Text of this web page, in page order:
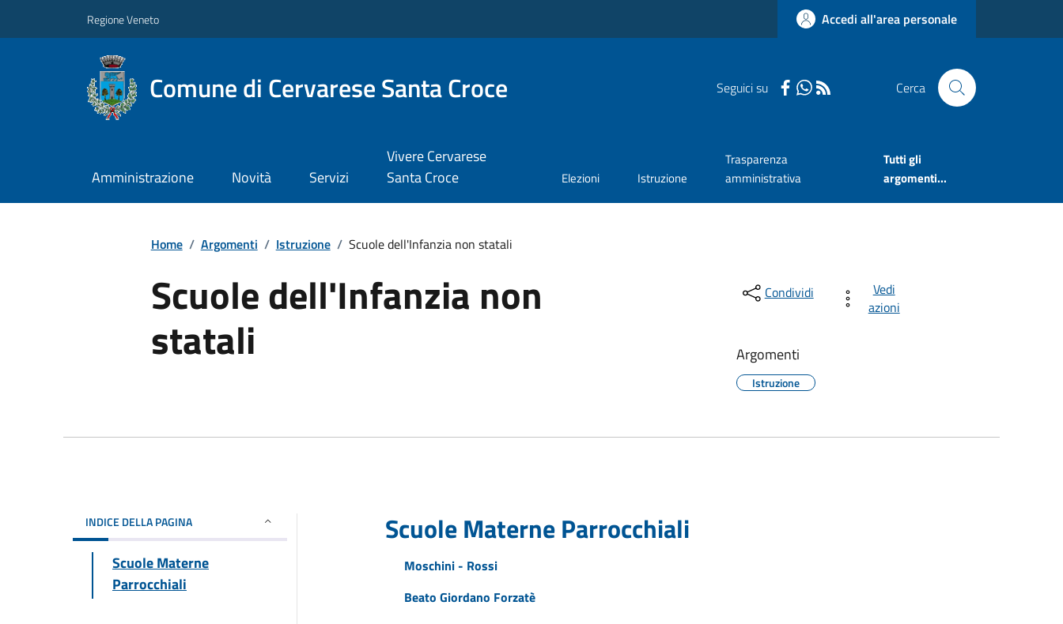
Regione Veneto Accedi all'area personale
Comune di Cervarese Santa Croce Seguici su Cerca
Amministrazione Novità Servizi
Vivere Cervarese
Santa Croce
Elezioni Istruzione
Trasparenza
amministrativa
Tutti gli
argomenti...
Home / Argomenti / Istruzione / Scuole dell'Infanzia non statali
Scuole dell'Infanzia non
statali
Condividi
Vedi
azioni
Argomenti
Istruzione
INDICE DELLA PAGINA
Scuole Materne
Parrocchiali
Scuole Materne Parrocchiali
Moschini - Rossi
Beato Giordano Forzatè